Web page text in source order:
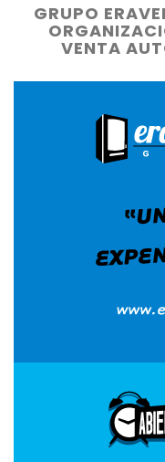
GRUPO
VENTA